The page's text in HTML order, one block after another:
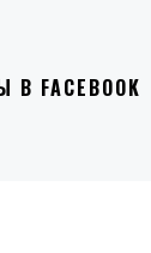
В FACEBOOK